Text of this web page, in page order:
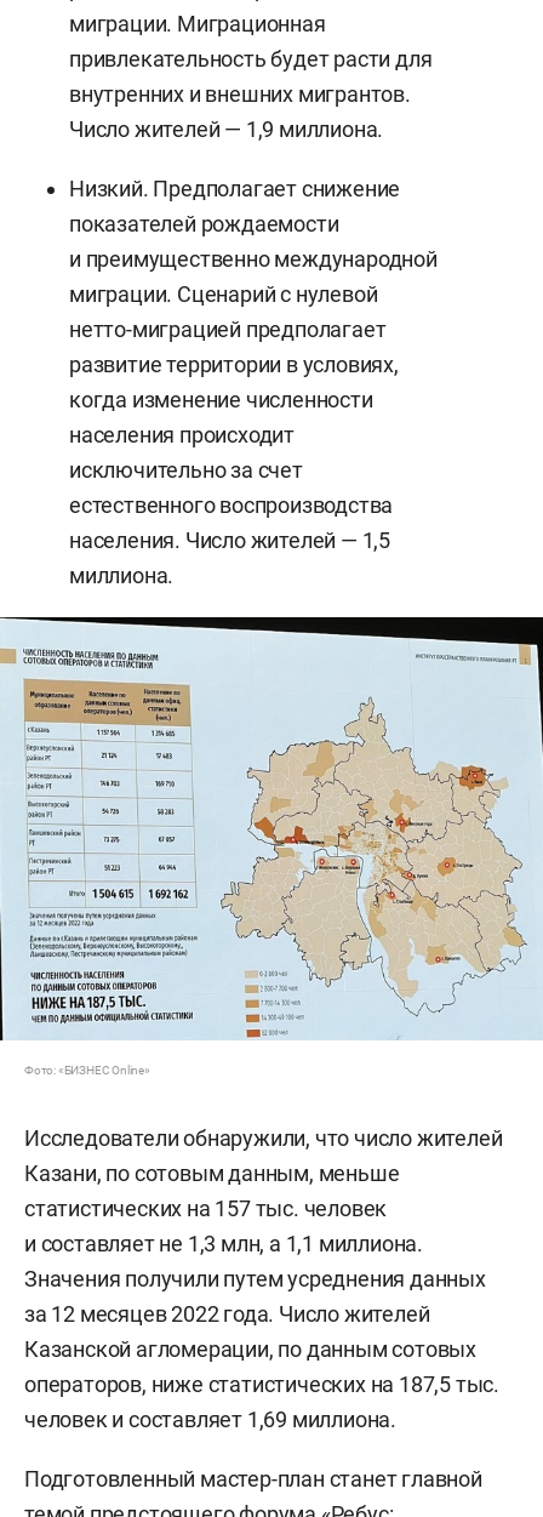
миграции. Миграционная
привлекательность будет расти для
внутренних и внешних мигрантов.
Число жителей — 1,9 миллиона.
Низкий. Предполагает снижение
показателей рождаемости
и преимущественно международной
миграции. Сценарий с нулевой
нетто-миграцией предполагает
развитие территории в условиях,
когда изменение численности
населения происходит
исключительно за счет
естественного воспроизводства
населения. Число жителей — 1,5
миллиона.
Фото: «БИЗНЕС Online»
Исследователи обнаружили, что число жителей
Казани, по сотовым данным, меньше
статистических на 157 тыс. человек
и составляет не 1,3 млн, а 1,1 миллиона.
Значения получили путем усреднения данных
за 12 месяцев 2022 года. Число жителей
Казанской агломерации, по данным сотовых
операторов, ниже статистических на 187,5 тыс.
человек и составляет 1,69 миллиона.
Подготовленный мастер-план станет главной